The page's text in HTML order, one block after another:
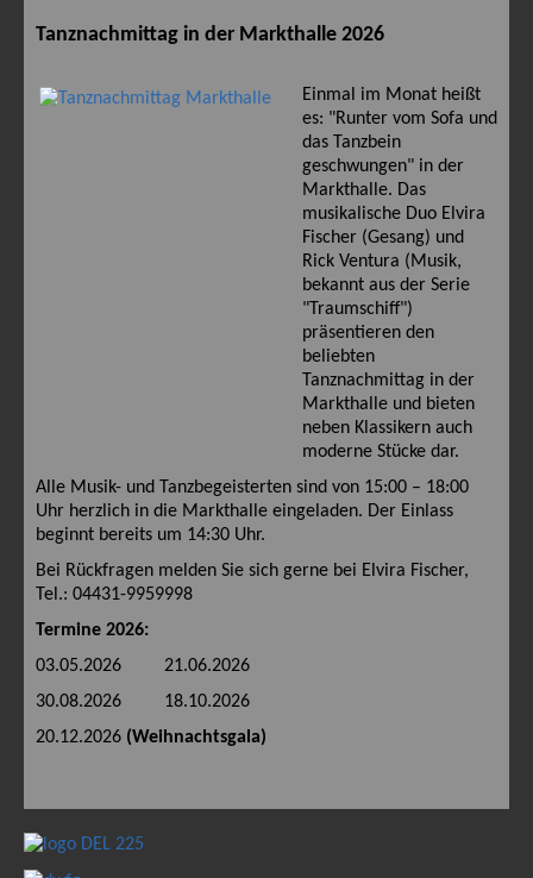
Tanznachmittag in der Markthalle 2026
Einmal im Monat heißt
es: "Runter vom Sofa und
das Tanzbein
geschwungen" in der
Markthalle. Das
musikalische Duo Elvira
Fischer (Gesang) und
Rick Ventura (Musik,
bekannt aus der Serie
"Traumschiff")
präsentieren den
beliebten
Tanznachmittag in der
Markthalle und bieten
neben Klassikern auch
moderne Stücke dar.
Alle Musik- und Tanzbegeisterten sind von 15:00 – 18:00
Uhr herzlich in die Markthalle eingeladen. Der Einlass
beginnt bereits um 14:30 Uhr.
Bei Rückfragen melden Sie sich gerne bei Elvira Fischer,
Tel.: 04431-9959998
Termine 2026:
03.05.2026 21.06.2026
30.08.2026 18.10.2026
20.12.2026 (Weihnachtsgala)